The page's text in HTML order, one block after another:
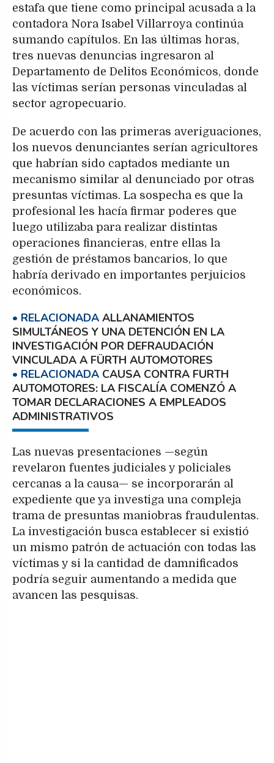
estafa que tiene como principal acusada a la
contadora Nora Isabel Villarroya continúa
sumando capítulos. En las últimas horas,
tres nuevas denuncias ingresaron al
Departamento de Delitos Económicos, donde
las víctimas serían personas vinculadas al
sector agropecuario.
De acuerdo con las primeras averiguaciones,
los nuevos denunciantes serían agricultores
que habrían sido captados mediante un
mecanismo similar al denunciado por otras
presuntas víctimas. La sospecha es que la
profesional les hacía firmar poderes que
luego utilizaba para realizar distintas
operaciones financieras, entre ellas la
gestión de préstamos bancarios, lo que
habría derivado en importantes perjuicios
económicos.
ALLANAMIENTOS
SIMULTÁNEOS Y UNA DETENCIÓN EN LA
INVESTIGACIÓN POR DEFRAUDACIÓN
VINCULADA A FÜRTH AUTOMOTORES
CAUSA CONTRA FURTH
AUTOMOTORES: LA FISCALÍA COMENZÓ A
TOMAR DECLARACIONES A EMPLEADOS
ADMINISTRATIVOS
Las nuevas presentaciones —según
revelaron fuentes judiciales y policiales
cercanas a la causa— se incorporarán al
expediente que ya investiga una compleja
trama de presuntas maniobras fraudulentas.
La investigación busca establecer si existió
un mismo patrón de actuación con todas las
víctimas y si la cantidad de damnificados
podría seguir aumentando a medida que
avancen las pesquisas.